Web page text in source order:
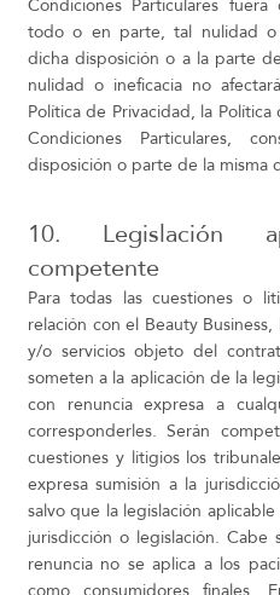
Condiciones Particulares
todo o en parte, tal nulidad o
dicha disposición o a la parte
nulidad o ineficacia no
Política de Privacidad, la
Condiciones Particulares,
disposición o parte de la misma
10. Legislación
competente
Para todas las cuestiones o
relación con el Beauty
y/o servicios objeto del
someten a la aplicación de la
con renuncia expresa a
corresponderles. Serán
cuestiones y litigios los
expresa sumisión a la
salvo que la legislación
jurisdicción o legislación. Cabe
renuncia no se aplica a los